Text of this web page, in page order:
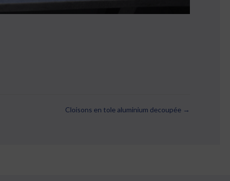
Cloisons en tole aluminium decoupée →